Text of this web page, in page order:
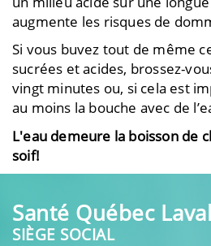
augmente les risques de
Si vous buvez tout de même
sucrées et acides, brossez-
vingt minutes ou, si cela est
au moins la bouche avec de
L'eau demeure la boisson de
soif!
Santé Québec Laval
SIÈGE SOCIAL